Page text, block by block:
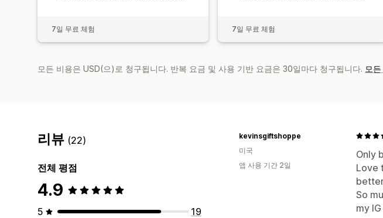
7일 무료 체험 7일 무료 체험
모든 비용은 USD(으)로 청구됩니다. 반복 요금 및 사용 기반 요금은 30일마다 청구됩니다. 모
리뷰 (22)
전체 평점
4.9
5
19
Only
Love
So
my
kevinsgiftshoppe
미국
앱 사용 기간 2일